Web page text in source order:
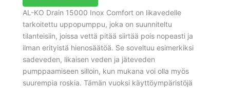
AL-KO Drain 15000 Inox Comfort on likavedelle
tarkoitettu uppopumppu, joka on suunniteltu
tilanteisiin, joissa vettä pitää siirtää pois nopeasti ja
ilman erityistä hienosäätöä. Se soveltuu esimerkiksi
sadeveden, likaisen veden ja jäteveden
pumppaamiseen silloin, kun mukana voi olla myös
suurempia roskia. Tämän vuoksi käyttöympäristöjä